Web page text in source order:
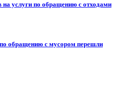
услуги по обращению с отходами
обращению с мусором перешли